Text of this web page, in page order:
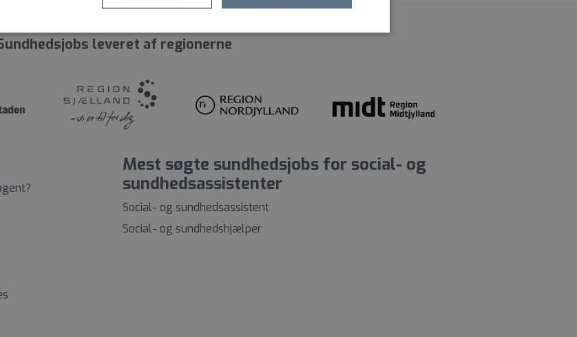
leveret af regionerne
Mest søgte sundhedsjobs for social- og
sundhedsassistenter
Social- og sundhedsassistent
Social- og sundhedshjælper